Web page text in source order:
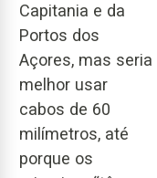
Capitania e da
Portos dos
Açores, mas seria
melhor usar
cabos de 60
milímetros, até
porque os